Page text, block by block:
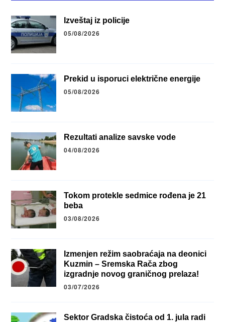
Izveštaj iz policije
05/08/2026
Prekid u isporuci električne energije
05/08/2026
Rezultati analize savske vode
04/08/2026
Tokom protekle sedmice rođena je 21
beba
03/08/2026
Izmenjen režim saobraćaja na deonici
Kuzmin – Sremska Rača zbog
izgradnje novog graničnog prelaza!
03/07/2026
Sektor Gradska čistoća od 1. jula radi